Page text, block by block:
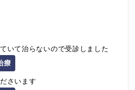
いて治らないので受診しました
療
さいます